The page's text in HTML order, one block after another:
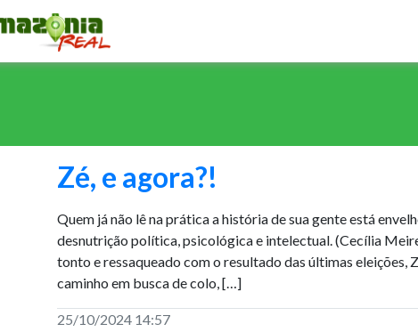
Zé, e agora?!
Quem já não lê na prática a história de sua gente está
desnutrição política, psicológica e intelectual. (Cecília
tonto e ressaqueado com o resultado das últimas eleições,
caminho em busca de colo, […]
25/10/2024 14:57